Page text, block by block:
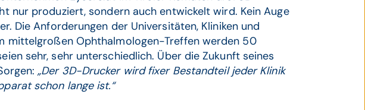
nur produziert, sondern auch entwickelt wird. Kein Auge
Die Anforderungen der Universitäten, Kliniken und
mittelgroßen Ophthalmologen-Treffen werden 50
sehr, sehr unterschiedlich. Über die Zukunft seines
„Der 3D-Drucker wird fixer Bestandteil jeder Klinik
schon lange ist.“